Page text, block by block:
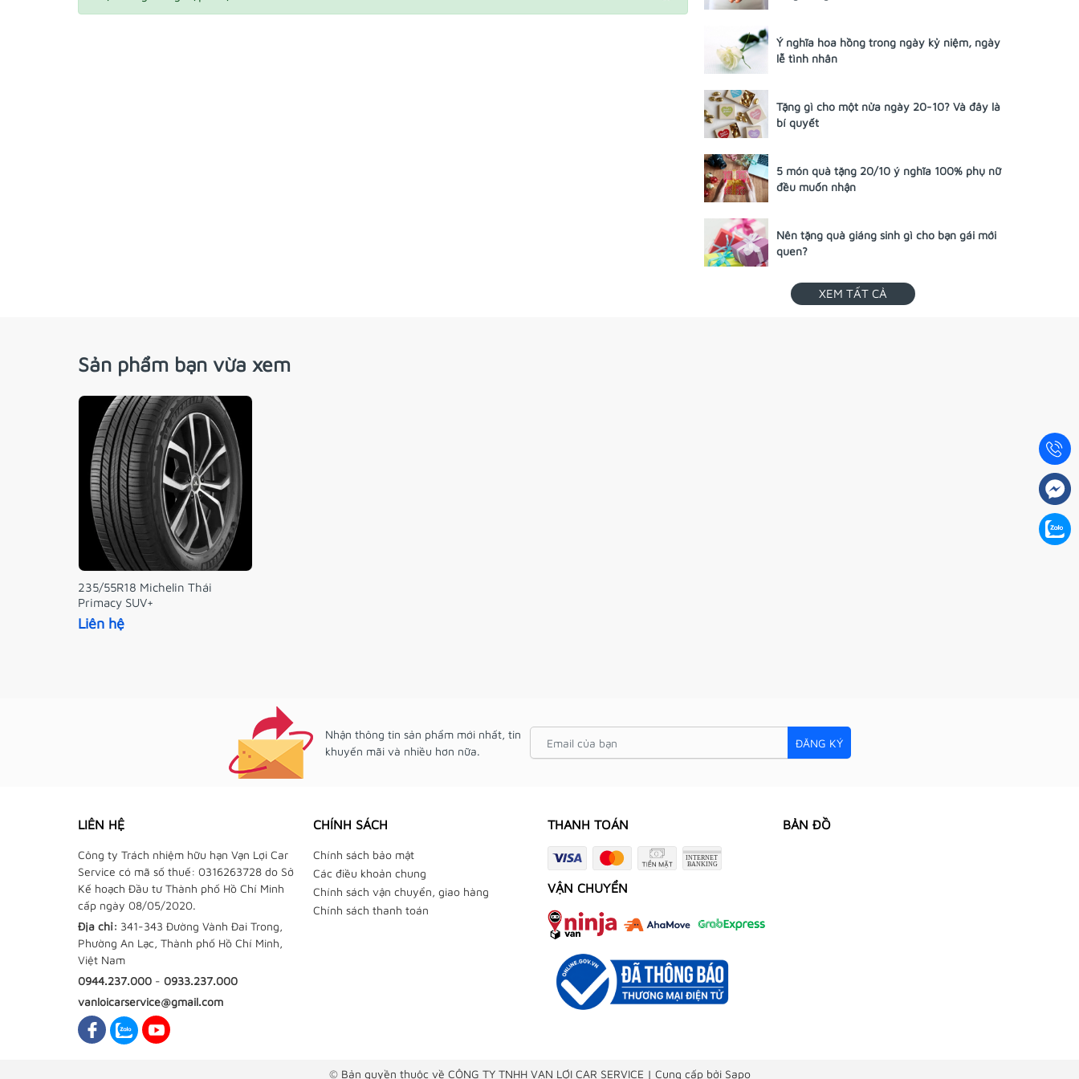
Ý nghĩa hoa hồng trong ngày kỷ niệm, ngày
lễ tình nhân
Tặng gì cho một nửa ngày 20-10? Và đây là
bí quyết
5 món quà tặng 20/10 ý nghĩa 100% phụ nữ
đều muốn nhận
Nên tặng quà giáng sinh gì cho bạn gái mới
quen?
XEM TẤT CẢ
Sản phẩm bạn vừa xem
235/55R18 Michelin Thái
Primacy SUV+
Liên hệ
Nhận thông tin sản phẩm mới nhất, tin
khuyến mãi và nhiều hơn nữa.
ĐĂNG KÝ
LIÊN HỆ
Công ty Trách nhiệm hữu hạn Vạn Lợi Car
Service có mã số thuế: 0316263728 do Sở
Kế hoạch Đầu tư Thành phố Hồ Chí Minh
cấp ngày 08/05/2020.
Địa chỉ: 341-343 Đường Vành Đai Trong,
Phường An Lạc, Thành phố Hồ Chí Minh,
Việt Nam
0944.237.000 - 0933.237.000
vanloicarservice@gmail.com
CHÍNH SÁCH
Chính sách bảo mật
Các điều khoản chung
Chính sách vận chuyển, giao hàng
Chính sách thanh toán
THANH TOÁN
VẬN CHUYỂN
BẢN ĐỒ
© Bản quyền thuộc về CÔNG TY TNHH VẠN LỢI CAR SERVICE | Cung cấp bởi Sapo